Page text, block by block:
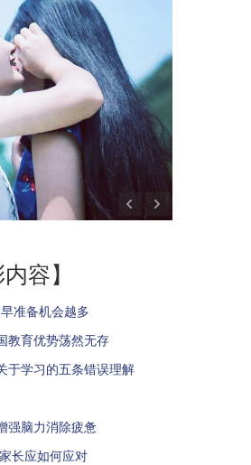
容】
准备机会越多
教育优势荡然无存
学习的五条错误理解
强脑力消除疲惫
长应如何应对